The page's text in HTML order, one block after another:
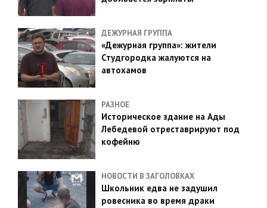
ДЕЖУРНАЯ ГРУППА
«Дежурная группа»: жители
Студгородка жалуются на
автохамов
РАЗНОЕ
Историческое здание на Ады
Лебедевой отреставрируют под
кофейню
НОВОСТИ В ЗАГОЛОВКАХ
Школьник едва не задушил
ровесника во время драки